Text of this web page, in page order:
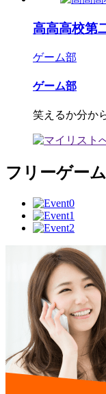
高高高校第
ゲーム部
ゲーム部
笑えるか分か
フリーゲー